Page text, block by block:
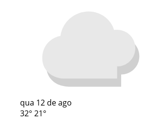
qua 12 de ago
32° 21°